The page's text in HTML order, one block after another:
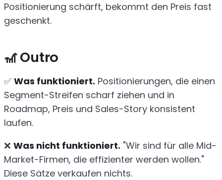
Positionierung schärft, bekommt den Preis fast
geschenkt.
🎢 Outro
✅ Was funktioniert. Positionierungen, die einen
Segment-Streifen scharf ziehen und in
Roadmap, Preis und Sales-Story konsistent
laufen.
❌ Was nicht funktioniert. "Wir sind für alle Mid-
Market-Firmen, die effizienter werden wollen."
Diese Sätze verkaufen nichts.